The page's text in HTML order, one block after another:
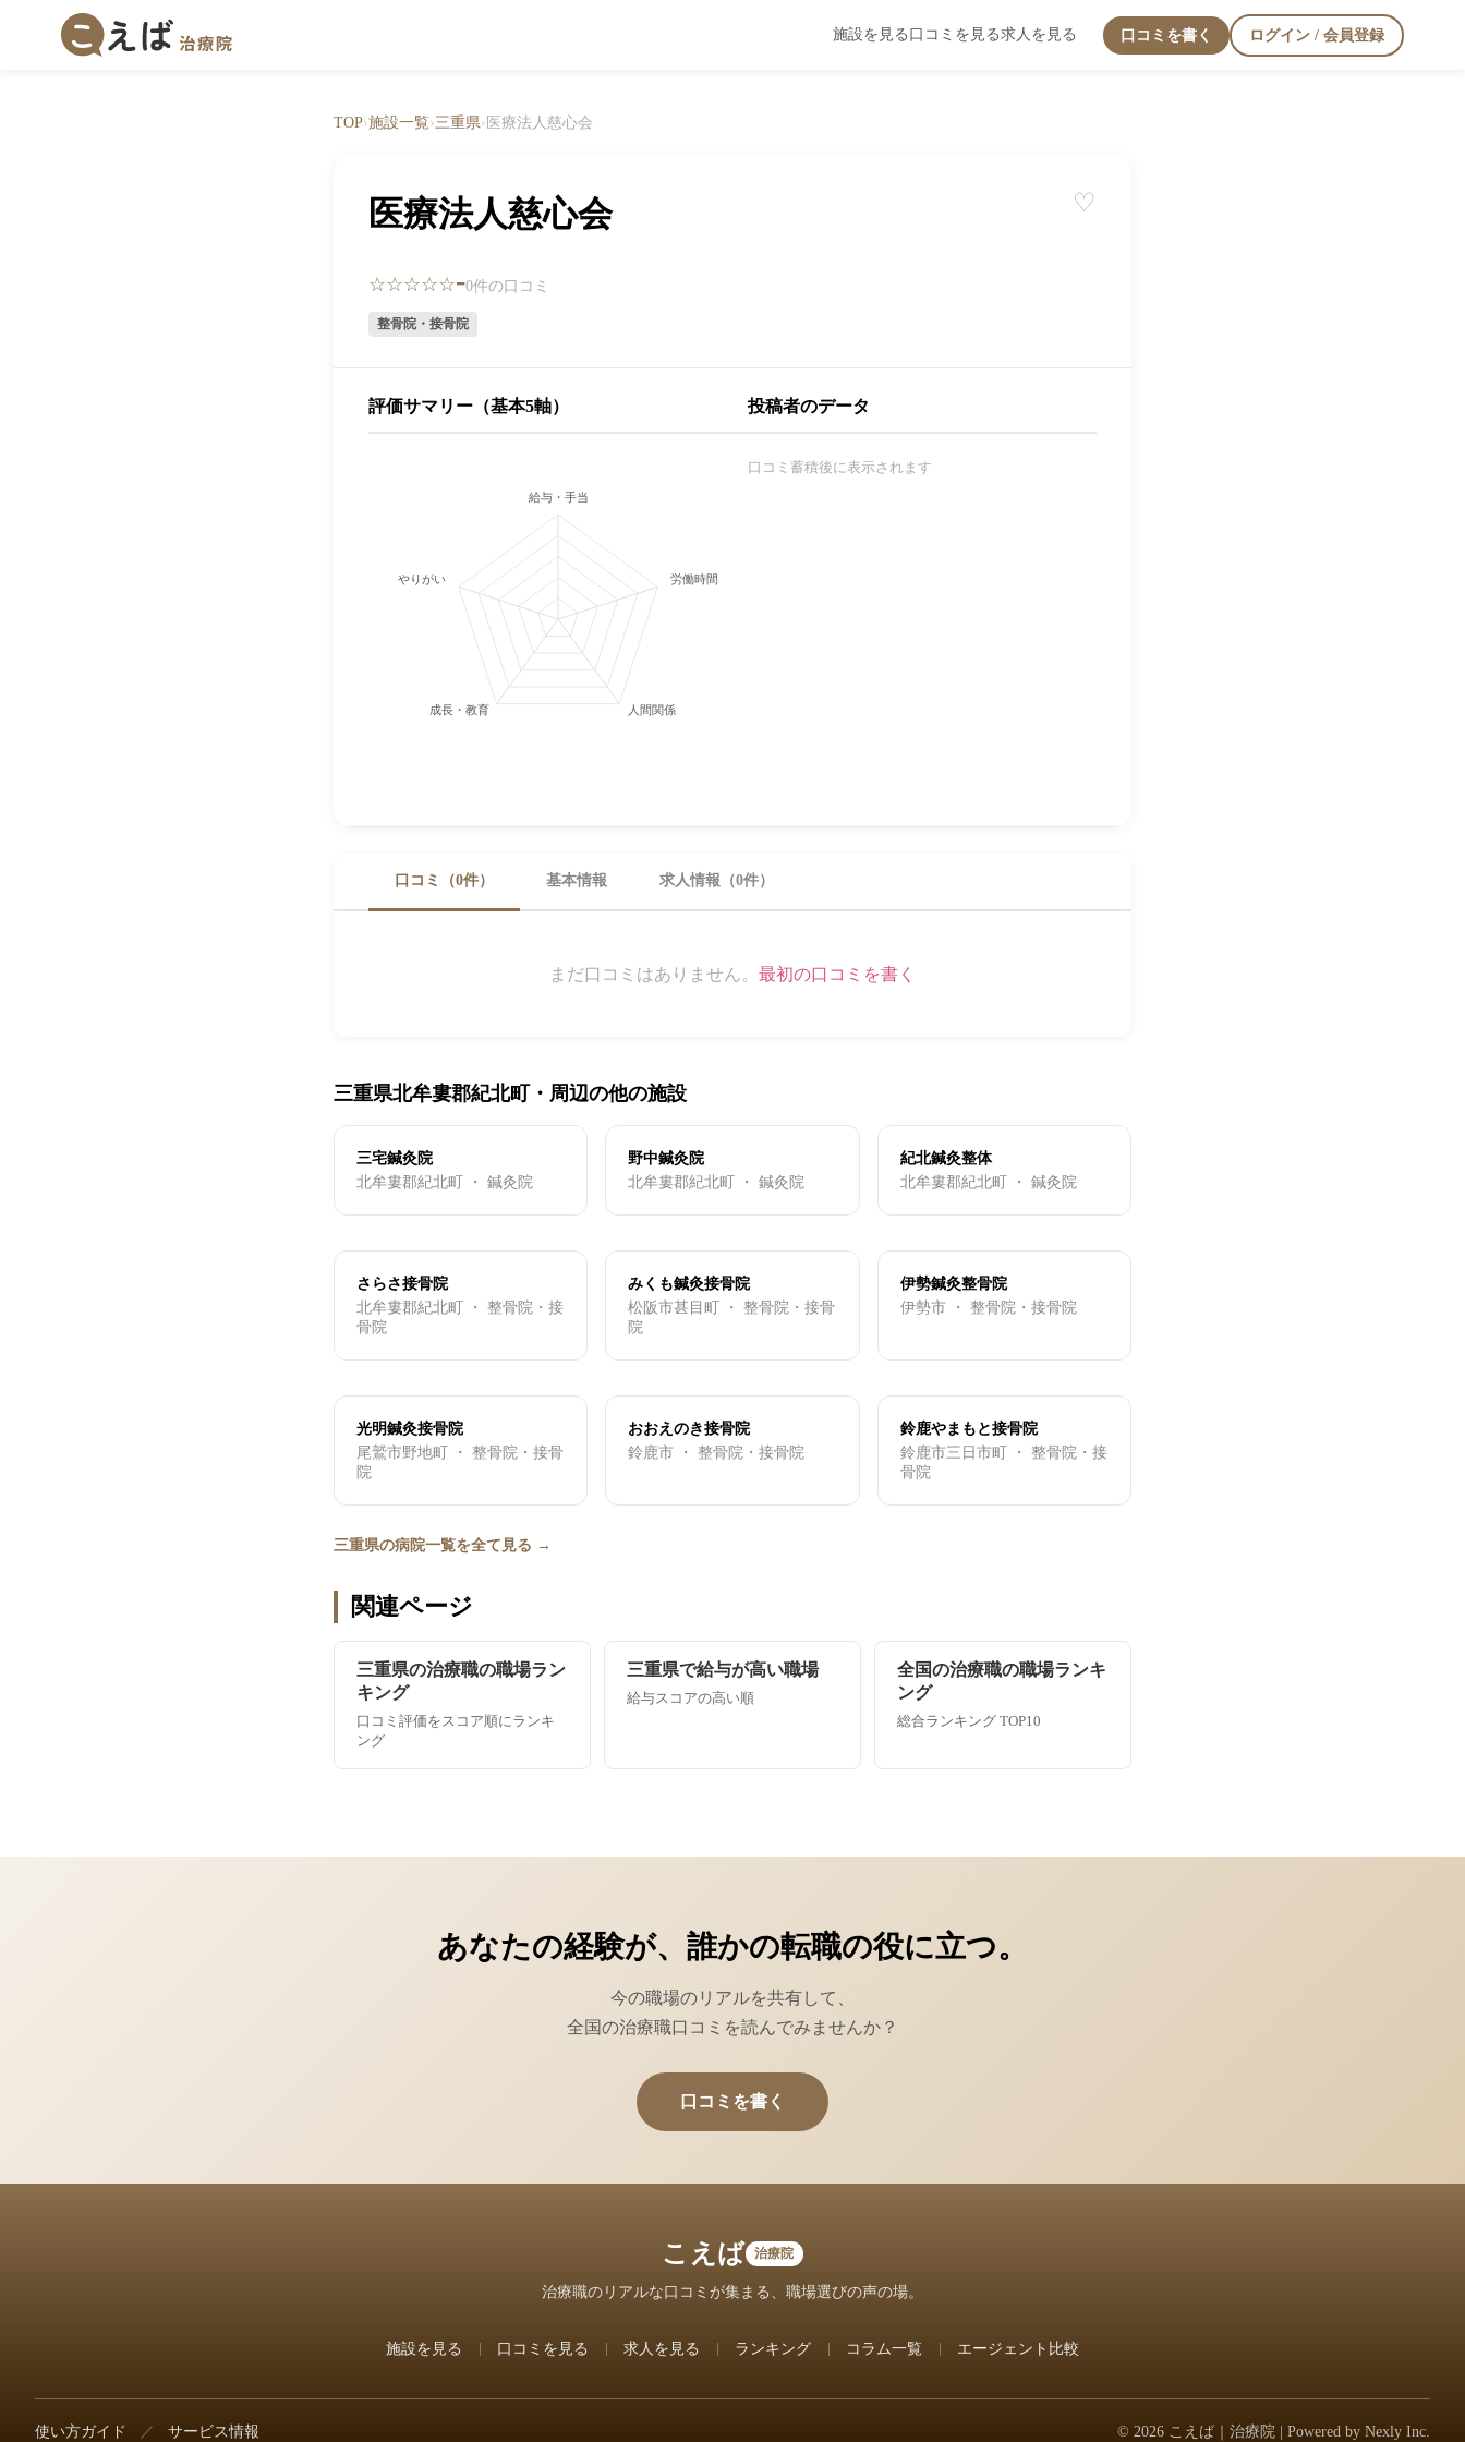
施設を見る 口コミを見る求人を見る 口コミを書く ログイン / 会員登録
TOP›施設一覧›三重県› 医療法人慈心会
医療法人慈心会 ♡
☆☆☆☆☆-0件の口コミ
整骨院・接骨院
評価サマリー（基本5軸）
給与・手当
労働時間・休日
人間関係
成長・教育
やりがい
投稿者のデータ
口コミ蓄積後に表示されます
口コミ（0件） 基本情報 求人情報（0件）
まだ口コミはありません。 最初の口コミを書く
三重県北牟婁郡紀北町・周辺の他の施設
三宅鍼灸院
北牟婁郡紀北町 ・ 鍼灸院
野中鍼灸院
北牟婁郡紀北町 ・ 鍼灸院
紀北鍼灸整体
北牟婁郡紀北町 ・ 鍼灸院
さらさ接骨院
北牟婁郡紀北町 ・ 整骨院・接
骨院
みくも鍼灸接骨院
松阪市甚目町 ・ 整骨院・接骨
院
伊勢鍼灸整骨院
伊勢市 ・ 整骨院・接骨院
光明鍼灸接骨院
尾鷲市野地町 ・ 整骨院・接骨
院
おおえのき接骨院
鈴鹿市 ・ 整骨院・接骨院
鈴鹿やまもと接骨院
鈴鹿市三日市町 ・ 整骨院・接
骨院
三重県の病院一覧を全て見る →
関連ページ
三重県の治療職の職場ラン
キング
口コミ評価をスコア順にランキ
ング
三重県で給与が高い職場
給与スコアの高い順
全国の治療職の職場ランキ
ング
総合ランキング TOP10
あなたの経験が、誰かの転職の役に立つ。
今の職場のリアルを共有して、
全国の治療職口コミを読んでみませんか？
口コミを書く
こえば 治療院
治療職のリアルな口コミが集まる、職場選びの声の場。
施設を見る 口コミを見る 求人を見る ランキング コラム一覧 エージェント比較
使い方ガイド ／ サービス情報 © 2026 こえば｜治療院 | Powered by Nexly Inc.